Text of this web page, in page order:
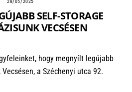
28/05/2025
SELF-STORAGE
VECSÉSEN
hogy megnyílt legújabb
a Széchenyi utca 92.